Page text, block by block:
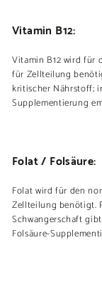
Vitamin B12:
Vitamin B12 wird für
für Zellteilung
kritischer Nährstoff;
Supplementierung
Folat / Folsäure:
Folat wird für den
Zellteilung benötigt.
Schwangerschaft
Folsäure-